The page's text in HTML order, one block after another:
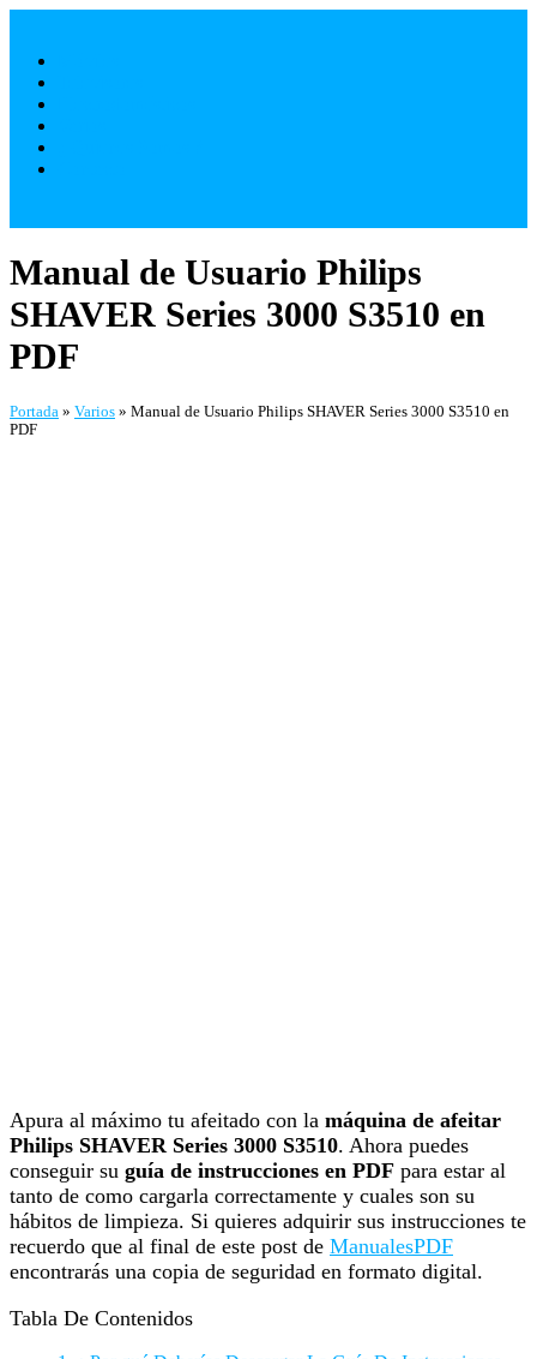
contenido
Manual de Usuario Philips
SHAVER Series 3000 S3510 en
PDF
Portada » Varios » Manual de Usuario Philips SHAVER Series 3000 S3510 en
PDF
Apura al máximo tu afeitado con la máquina de afeitar
Philips SHAVER Series 3000 S3510. Ahora puedes
conseguir su guía de instrucciones en PDF para estar al
tanto de como cargarla correctamente y cuales son su
hábitos de limpieza. Si quieres adquirir sus instrucciones te
recuerdo que al final de este post de ManualesPDF
encontrarás una copia de seguridad en formato digital.
Tabla De Contenidos